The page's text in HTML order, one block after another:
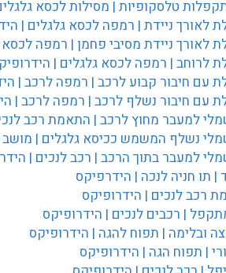
טלסקופיות | מסילות לכסא
לאורך ניידת | רמפה לכסא גלגלים |
ניידת מסיבי פחמן | רמפה לכסא
לרוחב | רמפה לכסא גלגלים |
עם חיבור קבוע לרכב | רמפה לרכב |
עם חיבור נשלף לרכב | רמפה לרכב |
למעבר מחוץ לרכב | התאמת רכב
נשלף המשמש ככיסא גלגלים |
למעבר בתוך הרכב | רכב לנכים |
| תו חניה לנכה | הידרפיקס
רכב לנכים | הידרופיקס
| רכבים לנכים | הידרופיקס
ובלימה | תפוח להגה | הידרופיקס
| תפוח הגה | הידרופיקס